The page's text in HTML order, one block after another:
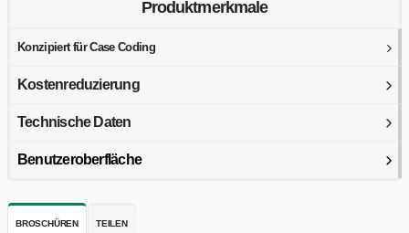
Produktmerkmale
Konzipiert für Case Coding
Kostenreduzierung
Technische Daten
Benutzeroberfläche
BROSCHÜREN TEILEN